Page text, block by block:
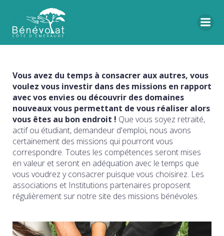
Vous avez du temps à consacrer aux autres, vous
voulez vous investir dans des missions en rapport
avec vos envies ou découvrir des domaines
nouveaux vous permettant de vous réaliser alors
vous êtes au bon endroit ! Que vous soyez retraité,
actif ou étudiant, demandeur d'emploi, nous avons
certainement des missions qui pourront vous
correspondre. Toutes les compétences seront mises
en valeur et seront en adéquation avec le temps que
vous voudrez y consacrer puisque vous choisirez. Les
associations et Institutions partenaires proposent
régulièrement sur notre site des missions bénévoles.